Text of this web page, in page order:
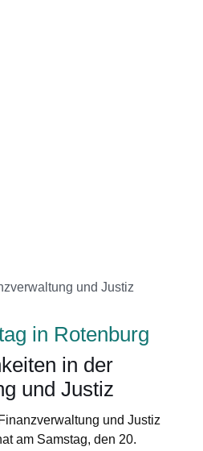
und Justiz
in Rotenburg
in der
und Justiz
und Justiz
am Samstag, den 20.